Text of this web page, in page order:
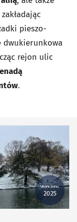
zakładając
pieszo-
dwukierunkowa
rejon ulic
.
Ukończono:
2025